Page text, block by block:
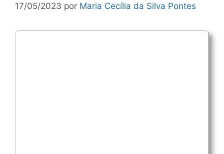
17/05/2023 por Maria Cecília da Silva Pontes